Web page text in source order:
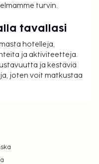
turvin.
tavallasi
hotelleja,
ja aktiviteetteja.
ja kestäviä
joten voit matkustaa